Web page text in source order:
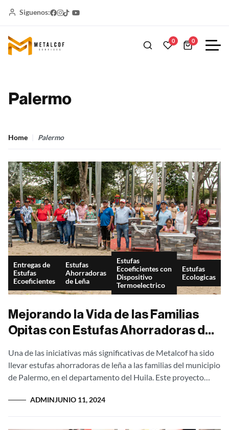
Siguenos:
0 0
Palermo
Home Palermo
Entregas de
Estufas
Ecoeficientes
Estufas
Ahorradoras
de Leña
Estufas
Ecoeficientes con
Dispositivo
Termoelectrico
Estufas
Ecologicas
Mejorando la Vida de las Familias
Opitas con Estufas Ahorradoras de
Una de las iniciativas más significativas de Metalcof ha sido
llevar estufas ahorradoras de leña a las familias del municipio
de Palermo, en el departamento del Huila. Este proyecto
ADMINJUNIO 11, 2024